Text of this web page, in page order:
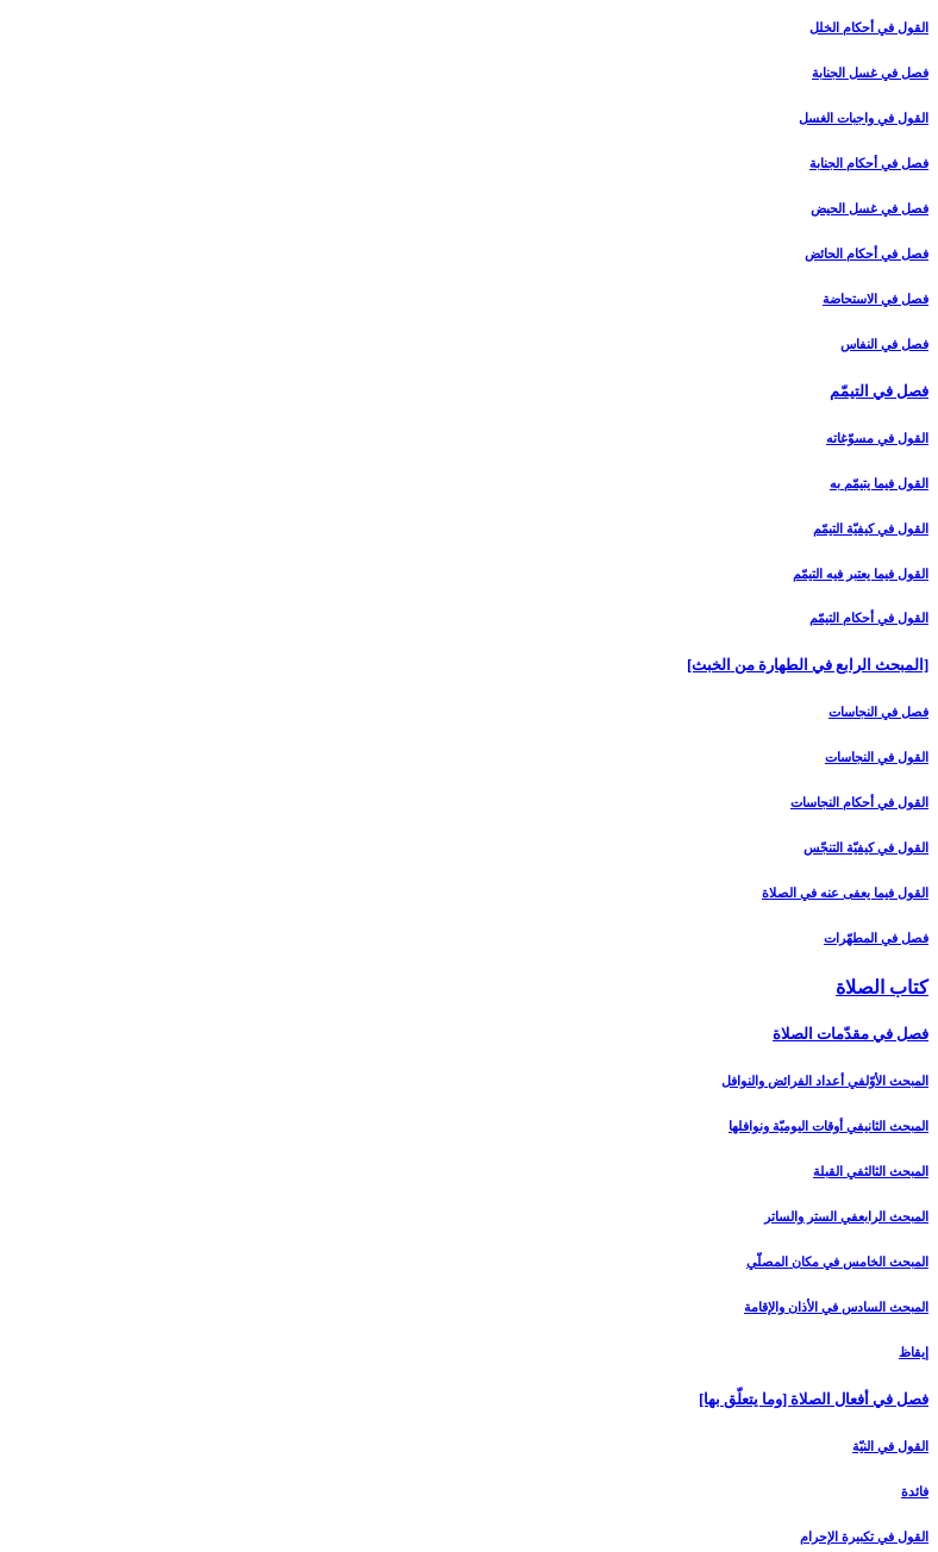
القول في أحكام الخلل‏
فصل في غسل الجنابة
القول في واجبات الغسل‏
فصل في أحكام الجنابة
فصل في غسل الحيض‏
فصل في أحكام الحائض‏
فصل في الاستحاضة
فصل في النفاس‏
فصل في التيمّم‏
القول في مسوّغاته‏
القول فيما يتيمّم به‏
القول في كيفيّة التيمّم‏
القول فيما يعتبر فيه التيمّم‏
القول في أحكام التيمّم‏
[المبحث الرابع في الطهارة من الخبث‏]
فصل في النجاسات‏
القول في النجاسات‏
القول في أحكام النجاسات‏
القول في كيفيّة التنجّس‏
القول فيما يعفى عنه في الصلاة
فصل في المطهّرات‏
كتاب الصلاة
فصل في مقدّمات الصلاة
المبحث الأوّل‏في أعداد الفرائض والنوافل‏
المبحث الثاني‏في أوقات اليوميّة ونوافلها
المبحث الثالث‏في القبلة
المبحث الرابع‏في الستر والساتر
المبحث الخامس ‏في مكان المصلّي‏
المبحث السادس‏ في الأذان والإقامة
إيقاظ
فصل في أفعال الصلاة [وما يتعلّق بها]
القول في النيّة
فائدة
القول في تكبيرة الإحرام‏